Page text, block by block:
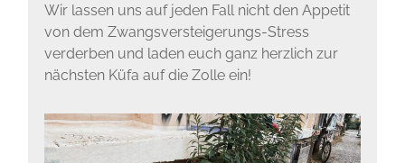
Wir lassen uns auf jeden Fall nicht den Appetit
von dem Zwangsversteigerungs-Stress
verderben und laden euch ganz herzlich zur
nächsten Küfa auf die Zolle ein!